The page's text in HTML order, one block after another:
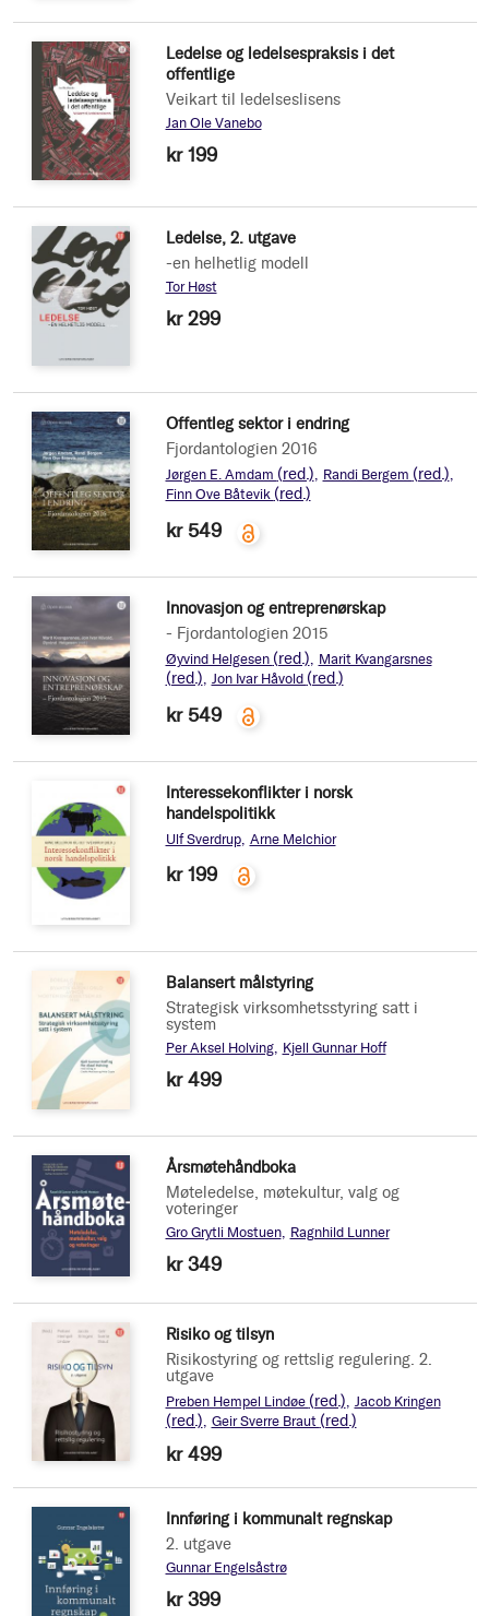
Ledelse og ledelsespraksis i det
offentlige
Veikart til ledelseslisens
Jan Ole Vanebo
kr 199
Ledelse, 2. utgave
-en helhetlig modell
Tor Høst
kr 299
Offentleg sektor i endring
Fjordantologien 2016
Jørgen E. Amdam (red.) Randi Bergem (red.)
Finn Ove Båtevik (red.)
kr 549
Innovasjon og entreprenørskap
- Fjordantologien 2015
Øyvind Helgesen (red.) Marit Kvangarsnes
(red.) Jon Ivar Håvold (red.)
kr 549
Interessekonflikter i norsk
handelspolitikk
Ulf Sverdrup Arne Melchior
kr 199
Balansert målstyring
Strategisk virksomhetsstyring satt i
system
Per Aksel Holving Kjell Gunnar Hoff
kr 499
Årsmøtehåndboka
Møteledelse, møtekultur, valg og
voteringer
Gro Grytli Mostuen Ragnhild Lunner
kr 349
Risiko og tilsyn
Risikostyring og rettslig regulering. 2.
utgave
Preben Hempel Lindøe (red.) Jacob Kringen
(red.) Geir Sverre Braut (red.)
kr 499
Innføring i kommunalt regnskap
2. utgave
Gunnar Engelsåstrø
kr 399